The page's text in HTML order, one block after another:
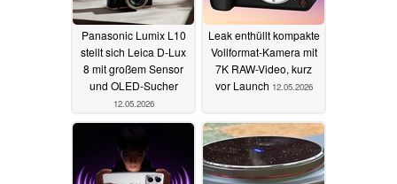
Panasonic Lumix L10
stellt sich Leica D-Lux
8 mit großem Sensor
und OLED-Sucher
12.05.2026
Leak enthüllt kompakte
Vollformat-Kamera mit
7K RAW-Video, kurz
vor Launch 12.05.2026